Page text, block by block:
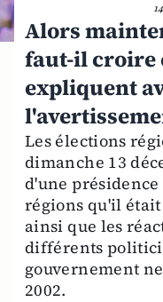
Alors
faut-il croire
expliquent
Les élections
dimanche 13
d'une présidence
régions qu'il
ainsi que les
différents
gouvernement
2002.